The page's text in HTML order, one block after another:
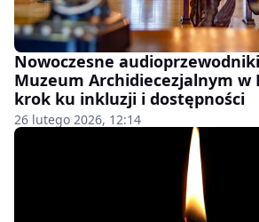
Nowoczesne
Muzeum Archidiecezjalnym w
krok ku inkluzji i dostępności
26 lutego 2026, 12:14